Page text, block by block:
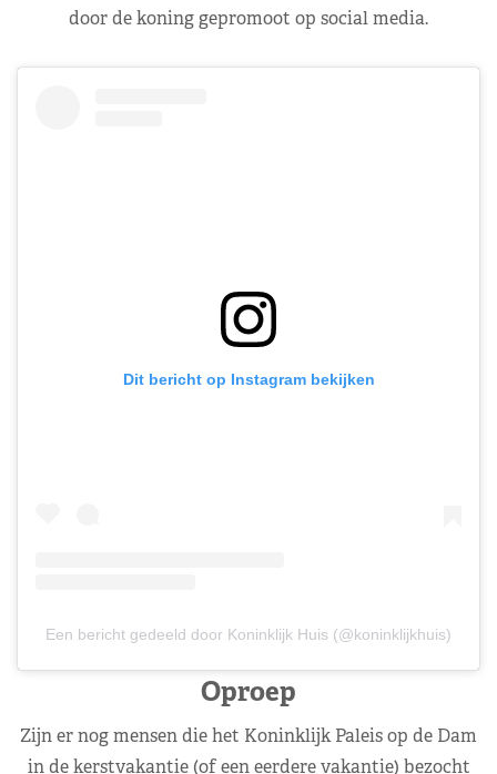
door de koning gepromoot op social media.
Dit bericht op Instagram bekijken
Een bericht gedeeld door Koninklijk Huis (@koninklijkhuis)
Oproep
Zijn er nog mensen die het Koninklijk Paleis op de Dam
in de kerstvakantie (of een eerdere vakantie) bezocht